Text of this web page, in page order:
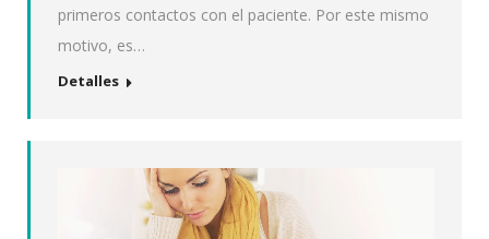
primeros contactos con el paciente. Por este mismo
motivo, es…
Detalles